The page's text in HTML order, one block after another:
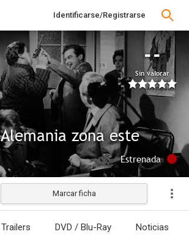
Identificarse/Registrarse
--
Sin valorar
Alemania zona este
Estrenada
Marcar ficha
Trailers DVD / Blu-Ray Noticias